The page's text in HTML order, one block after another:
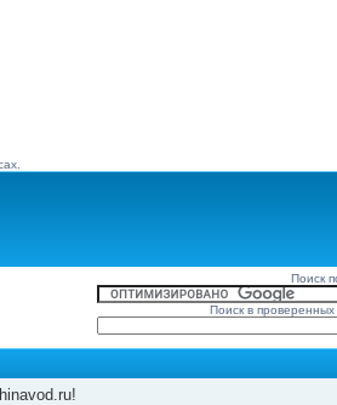
Поиск
Поиск в